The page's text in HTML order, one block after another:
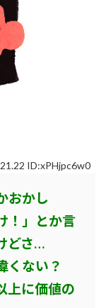
ID:xPHjpc6w0
おかし
！」とか言
どさ…
くない？
上に価値の